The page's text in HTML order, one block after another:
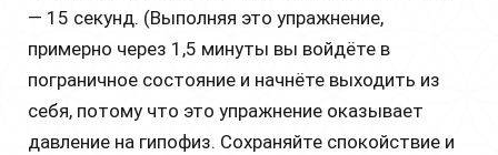
— 15 секунд. (Выполняя это упражнение,
примерно через 1,5 минуты вы войдёте в
пограничное состояние и начнёте выходить из
себя, потому что это упражнение оказывает
давление на гипофиз. Сохраняйте спокойствие и